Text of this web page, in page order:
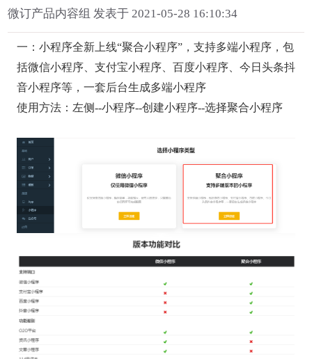
微订产品内容组 发表于 2021-05-28 16:10:34
一：小程序全新上线“聚合小程序”，支持多端小程序，包
括微信小程序、支付宝小程序、百度小程序、今日头条抖
音小程序等，一套后台生成多端小程序
使用方法：左侧--小程序--创建小程序--选择聚合小程序